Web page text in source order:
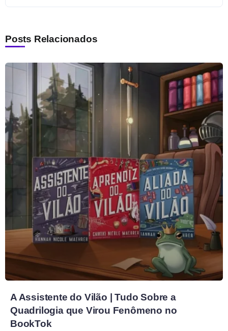
Posts Relacionados
A Assistente do Vilão | Tudo Sobre a
Quadrilogia que Virou Fenômeno no
BookTok